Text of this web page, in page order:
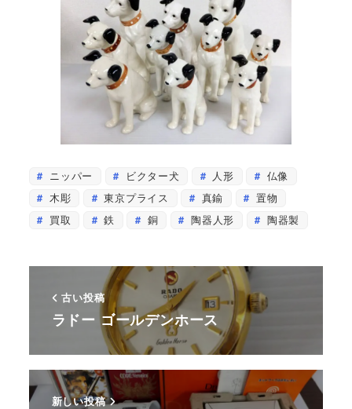
ニッパー ビクター犬 人形
仏像
木彫
東京プライス 真鍮
置物
買取
鉄 銅 陶器人形 陶器製
古い投稿
ラドー ゴールデンホース
新しい投稿